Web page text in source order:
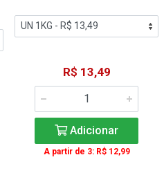
R$ 13,49
Adicionar
A partir de 3: R$ 12,99